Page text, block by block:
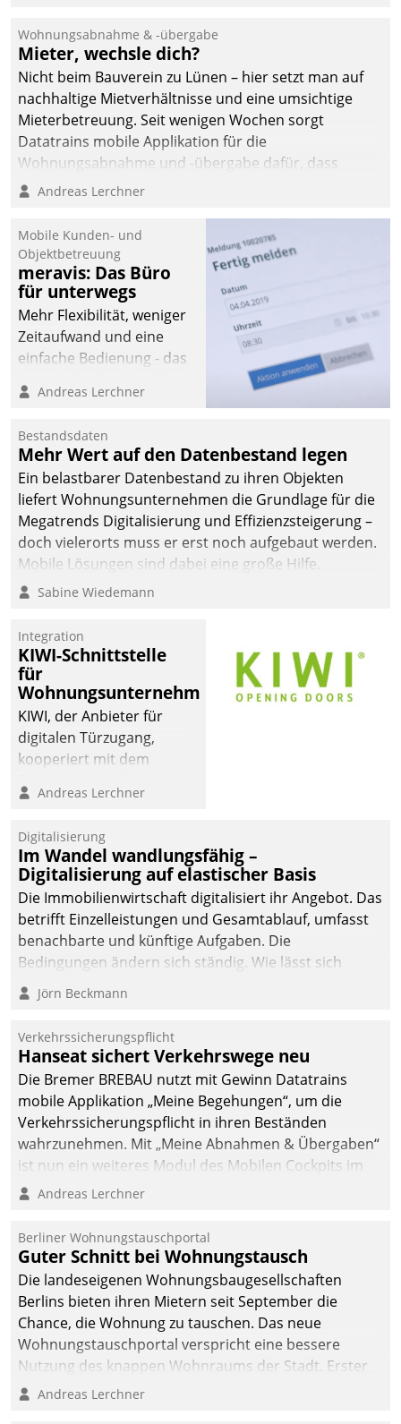
und Beschwerde-Management einen eigenen Kanal
ein.
Wohnungsabnahme & -übergabe
Mieter, wechsle dich?
Nicht beim Bauverein zu Lünen – hier setzt man auf
nachhaltige Mietverhältnisse und eine umsichtige
Mieterbetreuung. Seit wenigen Wochen sorgt
Datatrains mobile Applikation für die
Wohnungsabnahme und -übergabe dafür, dass
Mieter wohlgeordnet kommen und, so es sein muss,
Andreas Lerchner
Mobile Kunden- und
Objektbetreuung
meravis: Das Büro
für unterwegs
Mehr Flexibilität, weniger
Zeitaufwand und eine
einfache Bedienung - das
Cockpit für mobile
Datatrain. Die meravis
Wohnungsbau- und
Immobilien GmbH hat
sich dabei für den Betrieb
der Lösung über die SAP
Cloud Platform
entschieden - als erstes
Unternehmen am
Andreas Lerchner
Bestandsdaten
Mehr Wert auf den Datenbestand legen
Ein belastbarer Datenbestand zu ihren Objekten
liefert Wohnungsunternehmen die Grundlage für die
Megatrends Digitalisierung und Effizienzsteigerung –
doch vielerorts muss er erst noch aufgebaut werden.
Mobile Lösungen sind dabei eine große Hilfe.
Sabine Wiedemann
Integration
KIWI-Schnittstelle
für
Wohnungsunternehmen
KIWI, der Anbieter für
digitalen Türzugang,
kooperiert mit dem
Softwareentwicklungshaus
Andreas Lerchner
Digitalisierung
Im Wandel wandlungsfähig –
Digitalisierung auf elastischer Basis
Die Immobilienwirtschaft digitalisiert ihr Angebot. Das
betrifft Einzelleistungen und Gesamtablauf, umfasst
benachbarte und künftige Aufgaben. Die
Bedingungen ändern sich ständig. Wie lässt sich
technisch die Kontrolle wahren und zugleich Freiraum
fürs Wachsen öffnen?
Jörn Beckmann
Verkehrssicherungspflicht
Hanseat sichert Verkehrswege neu
Die Bremer BREBAU nutzt mit Gewinn Datatrains
mobile Applikation „Meine Begehungen“, um die
Verkehrssicherungspflicht in ihren Beständen
wahrzunehmen. Mit „Meine Abnahmen & Übergaben“
ist nun ein weiteres Modul des Mobilen Cockpits im
Einsatz.
Andreas Lerchner
Berliner Wohnungstauschportal
Guter Schnitt bei Wohnungstausch
Die landeseigenen Wohnungsbaugesellschaften
Berlins bieten ihren Mietern seit September die
Chance, die Wohnung zu tauschen. Das neue
Wohnungstauschportal verspricht eine bessere
Nutzung des knappen Wohnraums der Stadt. Erster
Anwendungsfall für Datatrains Lösung API-Hub mit
Andreas Lerchner